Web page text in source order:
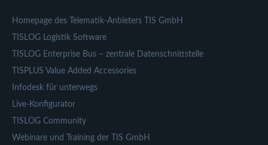
Homepage des Telematik-Anbieters TIS GmbH
TISLOG Logistik Software
TISLOG Enterprise Bus – zentrale Datenschnittstelle
TISPLUS Value Added Accessories
Infodesk für unterwegs
Live-Konfigurator
TISLOG Community
Webinare und Training der TIS GmbH